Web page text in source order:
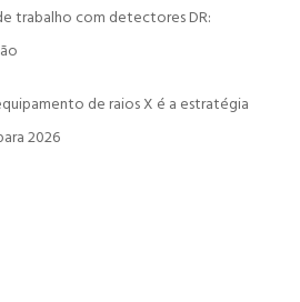
trabalho com detectores DR:
de raios X é a estratégia
2026